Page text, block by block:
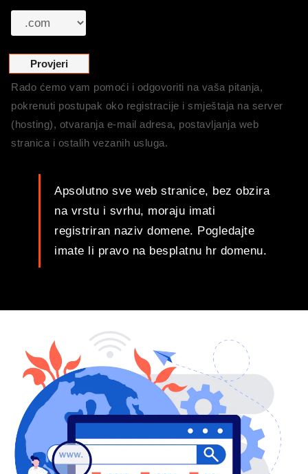
Rado ćemo vam pomoći i odgovoriti na vaša pitanja,
pokrenuti postupak oko registracije i smještaja na server
(hosting), otvaranja e-mail adresa, postavljanja web
stranica i ostalih vezanih usluga.
Apsolutno sve web stranice, bez obzira
na vrstu i svrhu, moraju imati
registriran naziv domene. Pogledajte
imate li pravo na besplatnu hr domenu.